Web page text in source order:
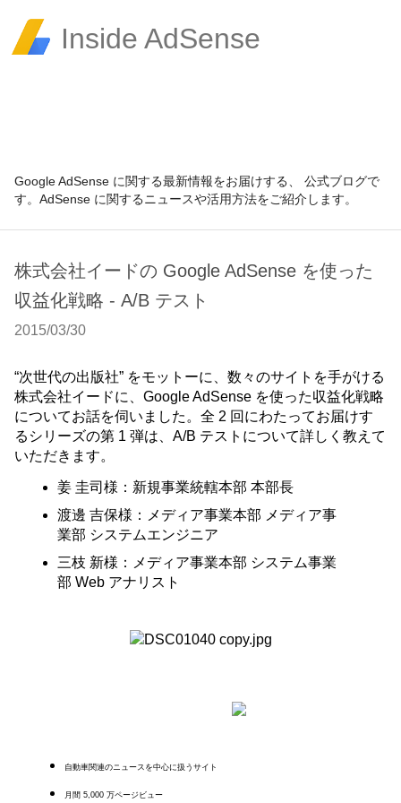
Inside AdSense
Google AdSense に関する最新情報をお届けする、 公式ブログで
す。AdSense に関するニュースや活用方法をご紹介します。
株式会社イードの Google AdSense を使った
収益化戦略 - A/B テスト
2015/03/30
“次世代の出版社” をモットーに、数々のサイトを手がける
株式会社イードに、Google AdSense を使った収益化戦略
についてお話を伺いました。全 2 回にわたってお届けす
るシリーズの第 1 弾は、A/B テストについて詳しく教えて
いただきます。
姜 圭司様：新規事業統轄本部 本部長
渡邊 吉保様：メディア事業本部 メディア事
業部 システムエンジニア
三枝 新様：メディア事業本部 システム事業
部 Web アナリスト
自動車関連のニュースを中心に扱うサイト
月間 5,000 万ページビュー